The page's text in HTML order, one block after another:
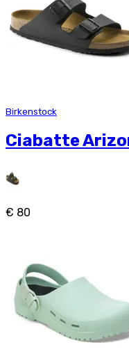
Birkenstock
Ciabatte
€ 80